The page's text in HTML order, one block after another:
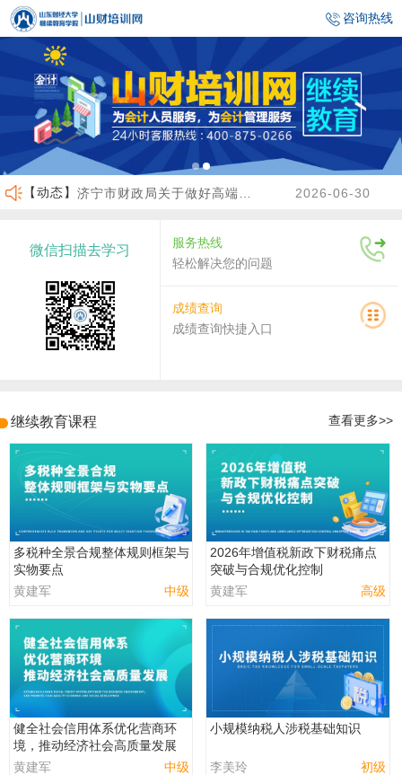
咨询热线
【动态】 2026-06-30
沾化区财政局关于做好2026年度会计人员继续教育有关工作的通知 2026-04-02
关于2026年度济南市会计人员继续教育有关工作的通知 2026-07-29
微信扫描去学习
服务热线
轻松解决您的问题
成绩查询
成绩查询快捷入口
继续教育课程 查看更多>>
多税种全景合规整体规则框架与
实物要点
黄建军
中级
2026年增值税新政下财税痛点
突破与合规优化控制
黄建军
高级
健全社会信用体系优化营商环
境，推动经济社会高质量发展
黄建军
中级
小规模纳税人涉税基础知识
李美玲 初级